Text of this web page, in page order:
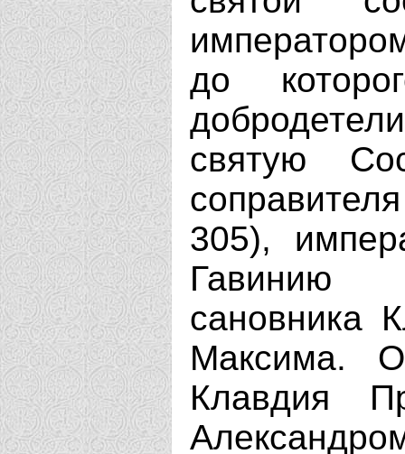
до
святую
305),
Гавинию
сановника
Максима.
Клавдия